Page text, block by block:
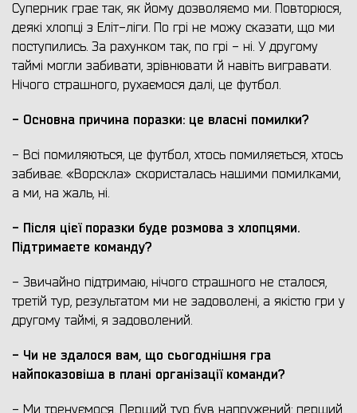
Суперник грає так, як йому дозволяємо ми. Повторюся,
деякі хлопці з Еліт-ліги. По грі не можу сказати, що ми
поступились. За рахунком так, по грі - ні. У другому
таймі могли забивати, зрівнювати й навіть вигравати.
Нічого страшного, рухаємося далі, це футбол.
- Основна причина поразки: це власні помилки?
- Всі помиляються, це футбол, хтось помиляється, хтось
забиває. «Ворскла» скористалась нашими помилками,
а ми, на жаль, ні.
- Після цієї поразки буде розмова з хлопцями.
Підтримаєте команду?
- Звичайно підтримаю, нічого страшного не сталося,
третій тур, результатом ми не задоволені, а якістю гри у
другому таймі, я задоволений.
- Чи не здалося вам, що сьогоднішня гра
найпоказовіша в плані організації команди?